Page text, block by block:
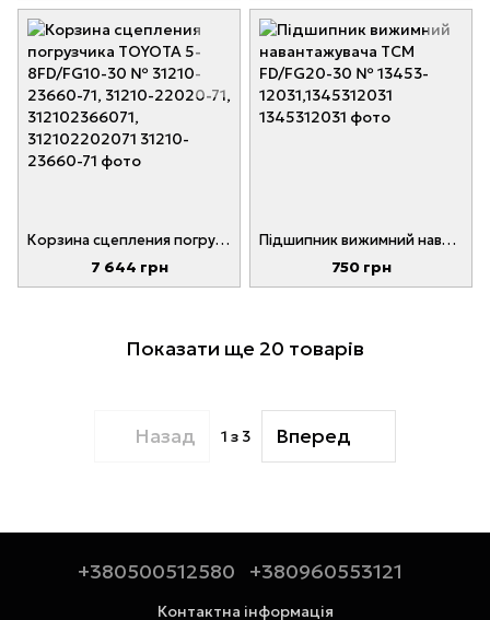
Корзина сцепления погрузчика TOYOTA 5-8FD/FG10-30 № 31210-23660-71, 31210-22020-71, 312102366071, 312102202071
7 644 грн
Підшипник вижимний навантажувача TCM FD/FG20-30 № 13453-12031,1345312031
750 грн
Показати ще 20 товарів
Назад 1 з 3 Вперед
+380500512580 +380960553121
Контактна інформація